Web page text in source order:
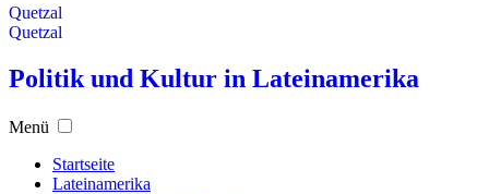
Quetzal
Quetzal
Politik und Kultur in Lateinamerika
Menü
Startseite
Lateinamerika